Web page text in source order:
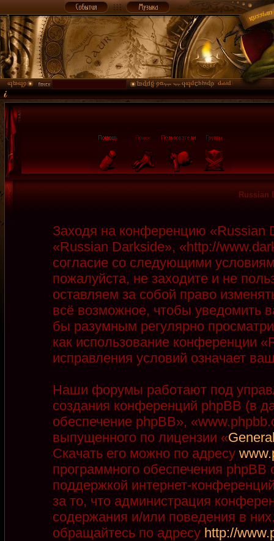
Russian
Заходя на конференцию
«Russian Darkside», «http://
согласие со следующими
пожалуйста, не заходите и не
оставляем за собой право
всё возможное, чтобы уведомить
бы разумным регулярно
как использование конференции
исправления условий означает
Наши форумы работают под
создания конференций phpBB (в
обеспечение phpBB»,
выпущенного по лицензии «
Скачать его можно по адресу
программного обеспечения phpBB
поддержкой интернет-
за то, что администрация
содержания и/или поведения в
обращайтесь по адресу http://